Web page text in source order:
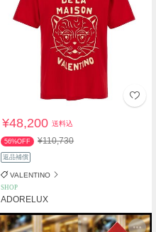
¥48,200送料込
56%OFF ¥110,730
返品補償
VALENTINO
SHOP
ADORELUX